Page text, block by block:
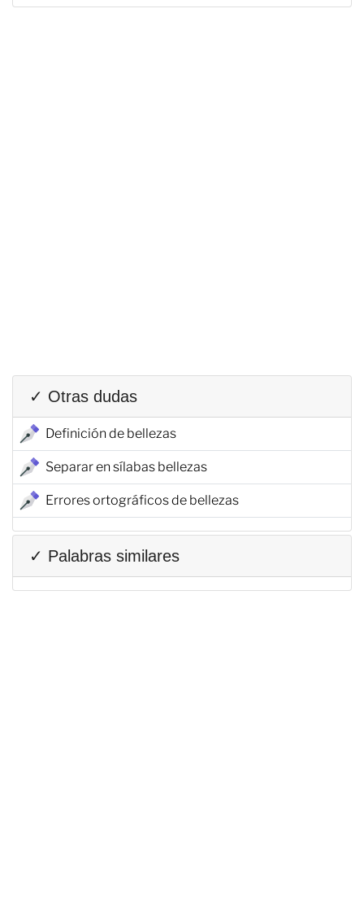
✓ Otras dudas
Definición de bellezas
Separar en sílabas bellezas
Errores ortográficos de bellezas
✓ Palabras similares